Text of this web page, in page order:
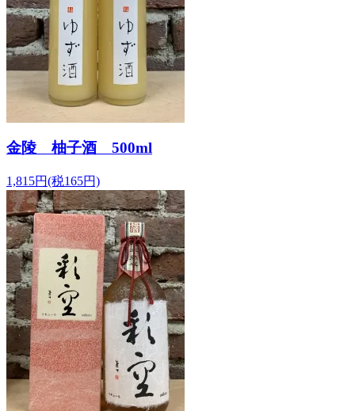
金陵 柚子酒 500ml
1,815円(税165円)